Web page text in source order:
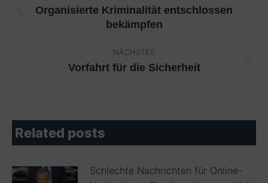
Vorheriger
Beitrag:
Organisierte Kriminalität entschlossen
bekämpfen
NÄCHSTES
Nächster
Vorfahrt für die Sicherheit
Related posts
Schlechte Nachrichten für Online-